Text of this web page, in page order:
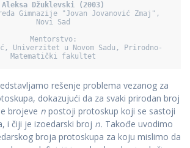
Aleksa Džuklevski (2003)
Gimnazije "Jovan Jovanović Zmaj",
Novi Sad
Mentorstvo:
Univerzitet u Novom Sadu, Prirodno-
rešenje problema vezanog za
dokazujući da za svaki prirodan broj
brojeve n postoji protoskup koji se sastoji
i čiji je izoedarski broj n. Takođe uvodimo
broja protoskupa za koju mislimo da